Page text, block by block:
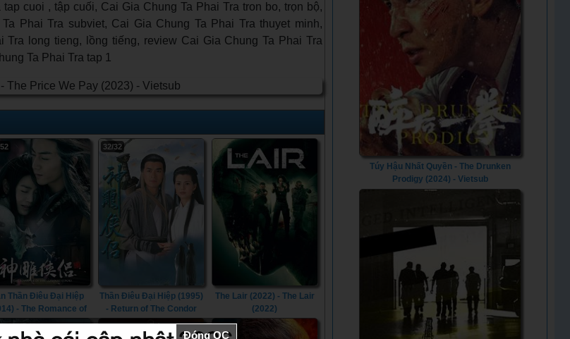
cuoi , tập cuối, Cai Gia Chung Ta Phai Tra tron bo, trọn bộ,
Phai Tra subviet, Cai Gia Chung Ta Phai Tra thuyet minh,
Tra long tieng, lồng tiếng, review Cai Gia Chung Ta Phai Tra
Ta Phai Tra tap 1
Thần Điêu Đại Hiệp
- The Romance of
Heroes (2014)
32/32
Thần Điêu Đại Hiệp (1995)
- Return of The Condor
Heroes (1995)
The Lair (2022) - The Lair
(2022)
Túy Hậu Nhất Quyền - The Drunken
Prodigy (2024) - Vietsub
Đóng QC